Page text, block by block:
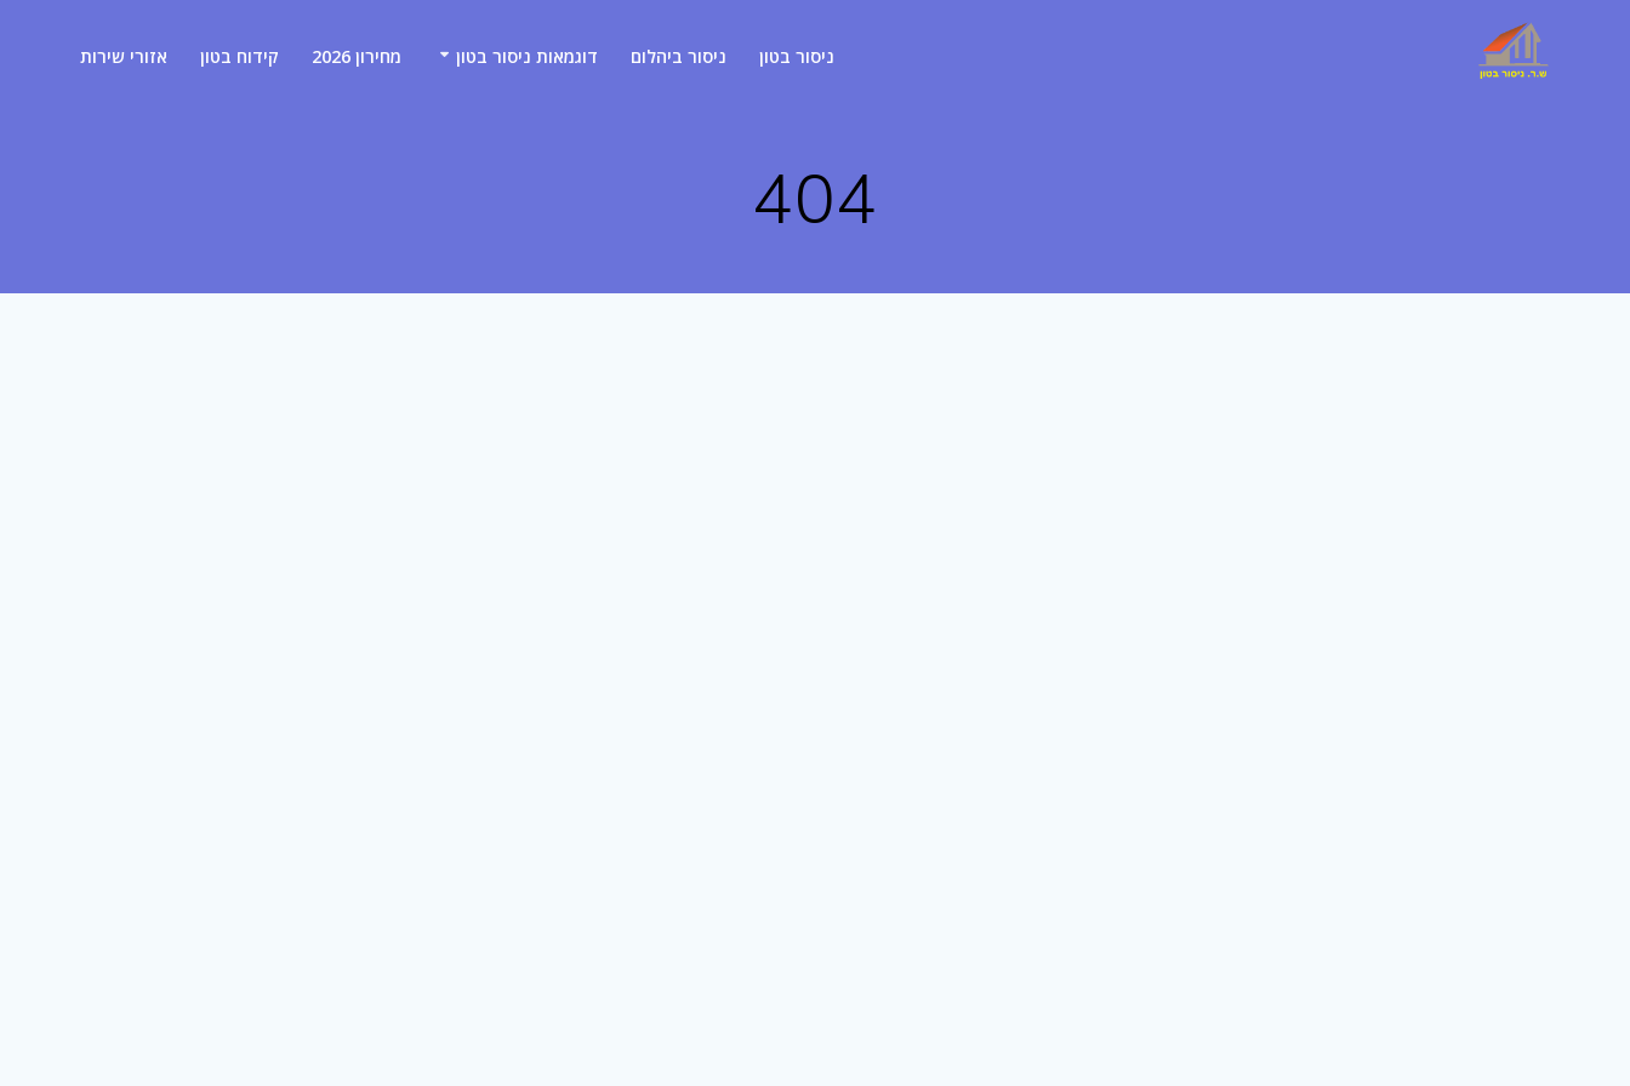
ניסור בטון ניסור ביהלום דוגמאות ניסור בטון מחירון 2026 קידוח בטון אזורי שירות
404